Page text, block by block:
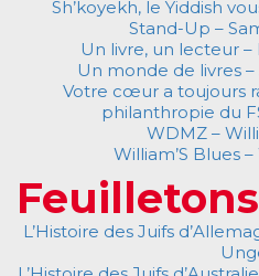
Sh’koyekh, le Yiddish
Stand-Up –
Un livre, un lecteur
Un monde de livres –
Votre cœur a toujours
philanthropie du
WDMZ –
William’S Blues
Feuilletons
L’Histoire des Juifs